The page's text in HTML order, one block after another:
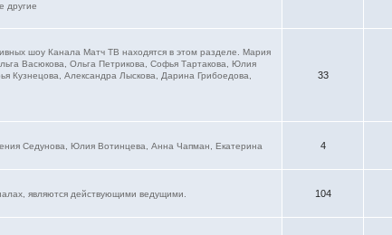
другие
шоу Канала Матч ТВ находятся в этом разделе. Мария
Васюкова, Ольга Петрикова, Софья Тартакова, Юлия
Александра Лыскова, Дарина Грибоедова,
33
Седунова, Юлия Вотинцева, Анна Чапман, Екатерина
4
являются действующими ведущими.
104